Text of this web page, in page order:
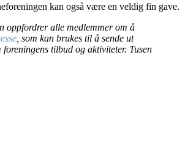
kan også være en veldig fin gave.
oppfordrer alle medlemmer om å
, som kan brukes til å sende ut
tilbud og aktiviteter. Tusen